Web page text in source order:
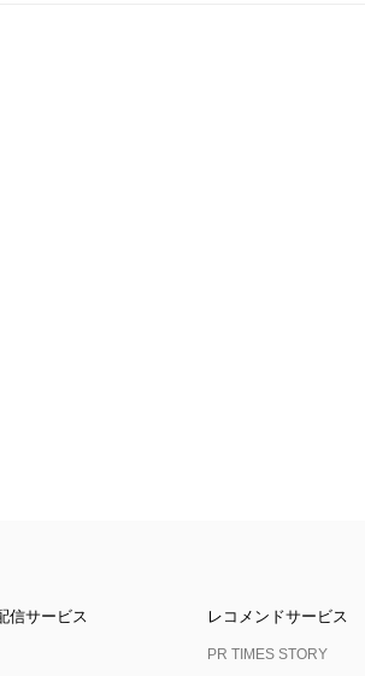
信サービス レコメンドサービス
PR TIMES STORY